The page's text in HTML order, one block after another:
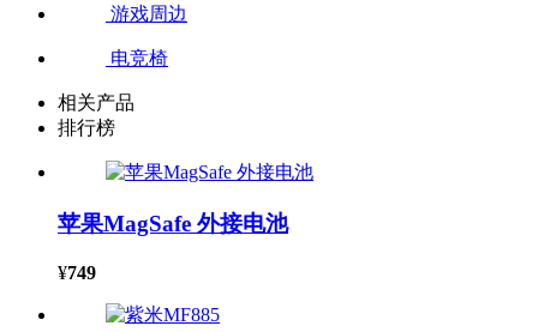
游戏周边
电竞椅
相关产品
排行榜
苹果MagSafe 外接电池
¥749